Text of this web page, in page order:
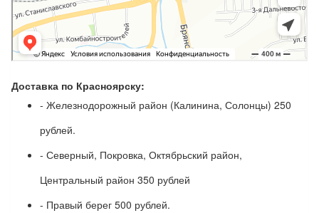
Доставка по Красноярску:
- Железнодорожный район (Калинина, Солонцы) 250
рублей.
- Северный, Покровка, Октябрьский район,
Центральный район 350 рублей
- Правый берег 500 рублей.